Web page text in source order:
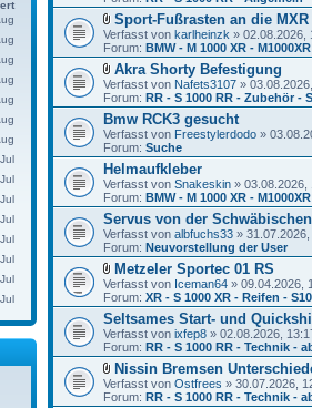
Sport-Fußrasten an die MXR
Verfasst von karlheinzk » 02.08.2026,
Forum: BMW - M 1000 XR - M1000XR
Akra Shorty Befestigung
Verfasst von Nafets3107 »
Forum: RR - S 1000 RR - Zubehör -
Bmw RCK3 gesucht
Verfasst von Freestylerdodo »
Forum: Suche
Helmaufkleber
Verfasst von Snakeskin » 03.08.2026,
Forum: BMW - M 1000 XR - M1000XR
Servus von der
Verfasst von albfuchs33 »
Forum: Neuvorstellung der User
Metzeler Sportec 01 RS
Verfasst von Iceman64 » 09.04.2026,
Forum: XR - S 1000 XR - Reifen -
Seltsames Start- und
Verfasst von ixfep8 » 02.08.2026,
Forum: RR - S 1000 RR - Technik -
Nissin Bremsen
Verfasst von Ostfrees » 30.07.2026,
Forum: RR - S 1000 RR - Technik -